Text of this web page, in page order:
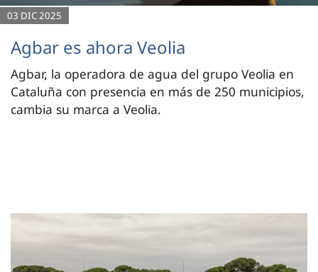
03 DIC 2025
Agbar es ahora Veolia
Agbar, la operadora de agua del grupo Veolia en
Cataluña con presencia en más de 250 municipios,
cambia su marca a Veolia.